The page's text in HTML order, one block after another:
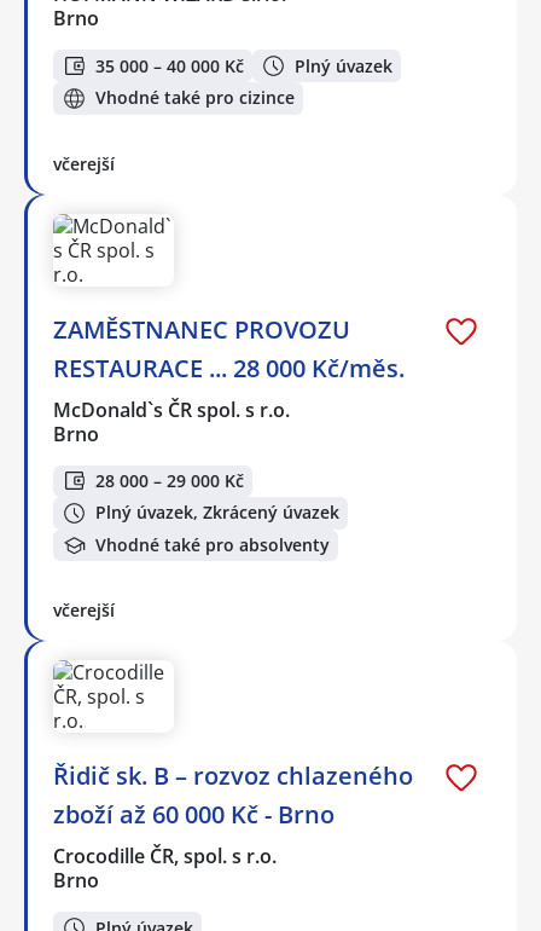
Brno
35 000 – 40 000 Kč
Plný úvazek
Vhodné také pro cizince
včerejší
ZAMĚSTNANEC PROVOZU
RESTAURACE ... 28 000 Kč/měs.
McDonald`s ČR spol. s r.o.
Brno
28 000 – 29 000 Kč
Plný úvazek, Zkrácený úvazek
Vhodné také pro absolventy
včerejší
Řidič sk. B – rozvoz chlazeného
zboží až 60 000 Kč - Brno
Crocodille ČR, spol. s r.o.
Brno